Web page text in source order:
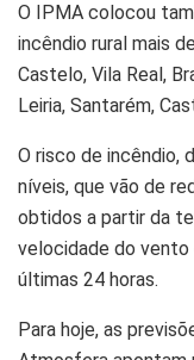
O IPMA colocou
incêndio rural mais
Castelo, Vila Real,
Leiria, Santarém,
O risco de incêndio,
níveis, que vão de
obtidos a partir da
velocidade do vento
últimas 24 horas.
Para hoje, as